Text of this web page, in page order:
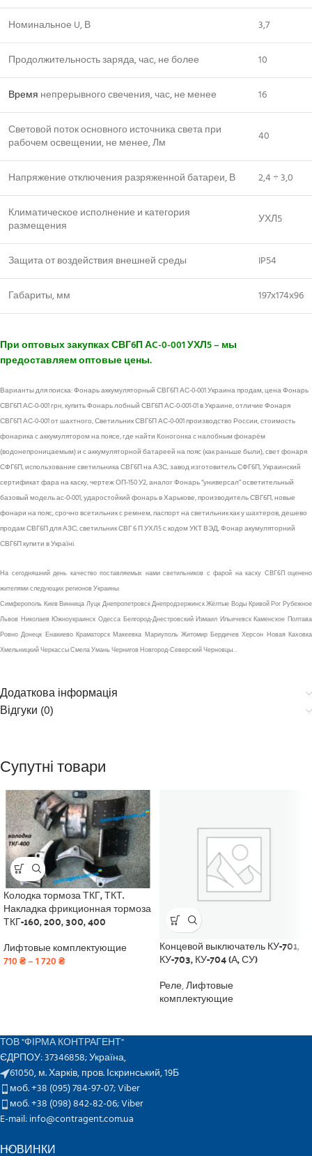
Номинальное U, В 3,7
Продолжительность заряда, час, не более 10
Время непрерывного свечения, час, не менее 16
Световой поток основного источника света при
рабочем освещении, не менее, Лм
40
Напряжение отключения разряженной батареи, В 2,4 ÷ 3,0
Климатическое исполнение и категория
размещения
УХЛ5
Защита от воздействия внешней среды IP54
Габариты, мм 197х174х96
При оптовых закупкахСВГ6П АC-0-001 УХЛ5– мы
предоставляем оптовые цены.
Варианты для поиска: Фонарь аккумуляторный СВГ6П АС-0-001 Украина продам, цена Фонарь
СВГ6П АС-0-001 грн, купить Фонарь лобный СВГ6П АС-0-001-01 в Украине, отличие Фонаря
СВГ6П АС-0-001 от шахтного, Светильник СВГ6П АС-0-001 производство России, стоимость
фонарика с аккумулятором на поясе, где найти Коногонка с налобным фонарём
(водонепроницаемым) и с аккумуляторной батареей на пояс (как раньше были), свет фонаря
СФГ6П, использование светильника СВГ6П на АЗС, завод изготовитель СФГ6П, Украинский
сертификат фара на каску, чертеж ОП-150 У2, аналог Фонарь “универсал” осветительный
базовый модель ас-0-001, ударостойкий фонарь в Харькове, производитель СВГ6П, новые
фонари на пояс, срочно всетильник с ремнем, паспорт на светильник как у шахтеров, дешево
продам СВГ6П для АЗС, светильник СВГ 6 П УХЛ5 с кодом УКТ ВЭД, Фонар акумуляторний
СВГ6П купити в Україні.
На сегодняшний день качество поставляемых нами светильников с фарой на каску СВГ6П оценено
жителями следующих регионов Украины:
Симферополь Киев Винница Луцк Днепропетровск Днепродзержинск Жёлтые Воды Кривой Рог Рубежное
Львов Николаев Южноукраинск Одесса Белгород-Днестровский Измаил Ильичевск Каменское Полтава
Ровно Донецк Енакиево Краматорск Макеевка Мариуполь Житомир Бердичев Херсон Новая Каховка
Хмельницкий Черкассы Смела Умань Чернигов Новгород-Северский Черновцы…
Додаткова інформація
Відгуки (0)
Супутні товари
Колодка тормоза ТКГ, ТКТ.
Накладка фрикционная тормоза
ТКГ-160, 200, 300, 400
Лифтовые комплектующие
710₴–1 720₴
Концевой выключатель КУ-701,
КУ-703, КУ-704 (А, СУ)
Реле,Лифтовые
комплектующие
ТОВ "ФІРМА КОНТРАГЕНТ"
ЄДРПОУ: 37346858; Україна,
61050, м. Харків, пров. Іскринський, 19Б
моб. +38 (095) 784-97-07;Viber
моб. +38 (098) 842-82-06;Viber
E-mail: info@contragent.com.ua
НОВИНКИ